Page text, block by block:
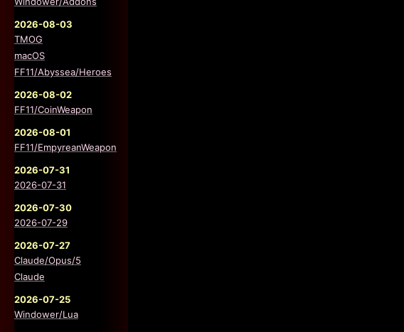
2026-08-03
TMOG
macOS
FF11/Abyssea/Heroes
2026-08-02
FF11/CoinWeapon
2026-08-01
FF11/EmpyreanWeapon
2026-07-31
2026-07-31
2026-07-30
2026-07-29
2026-07-27
Claude/Opus/5
Claude
2026-07-25
Windower/Lua